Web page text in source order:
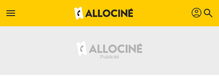
menu profil search